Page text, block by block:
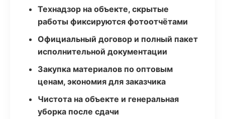
Технадзор на объекте, скрытые
работы фиксируются фотоотчётами
Официальный договор и полный пакет
исполнительной документации
Закупка материалов по оптовым
ценам, экономия для заказчика
Чистота на объекте и генеральная
уборка после сдачи